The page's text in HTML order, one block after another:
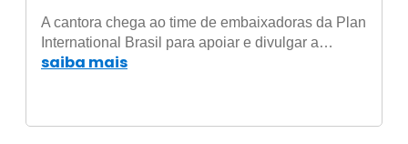
A cantora chega ao time de embaixadoras da Plan
International Brasil para apoiar e divulgar a…
saiba mais